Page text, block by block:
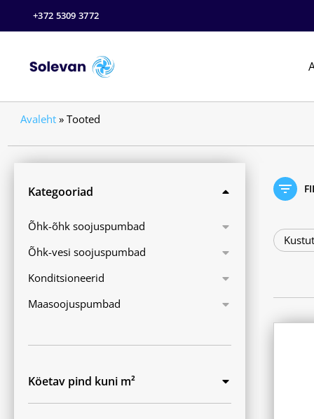
+372 5309 3772
Avaleht » Tooted
Kategooriad
Õhk-õhk soojuspumbad
Õhk-vesi soojuspumbad
Konditsioneerid
Maasoojuspumbad
Köetav pind kuni m²